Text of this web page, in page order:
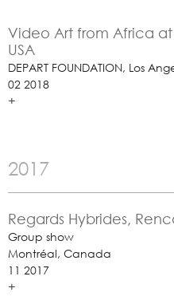
Video Art from Africa
USA
DEPART FOUNDATION, Los
02 2018
+
2017
Regards Hybrides,
Group show
Montréal, Canada
11 2017
+